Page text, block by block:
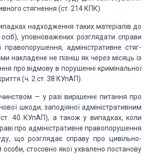
стягнення (ст. 214 КПК).
надходження таких матеріалів до
уповноважених розглядати справи
правопорушення, адміністративне стяг­
накладене не пізніш як через місяць із
про відмову в порушенні кримінальної
(ч. 2 ст. 38 КУпАП).
— у разі вирішенні питання про
шкоди, заподіяної адміністратив­ним
40 КУпАП), а також у випадках, коли
про адміністративне правопору­шення
що розглядає справу про цивіль­но-
особи, стосовно якої ухвалено поста­нову